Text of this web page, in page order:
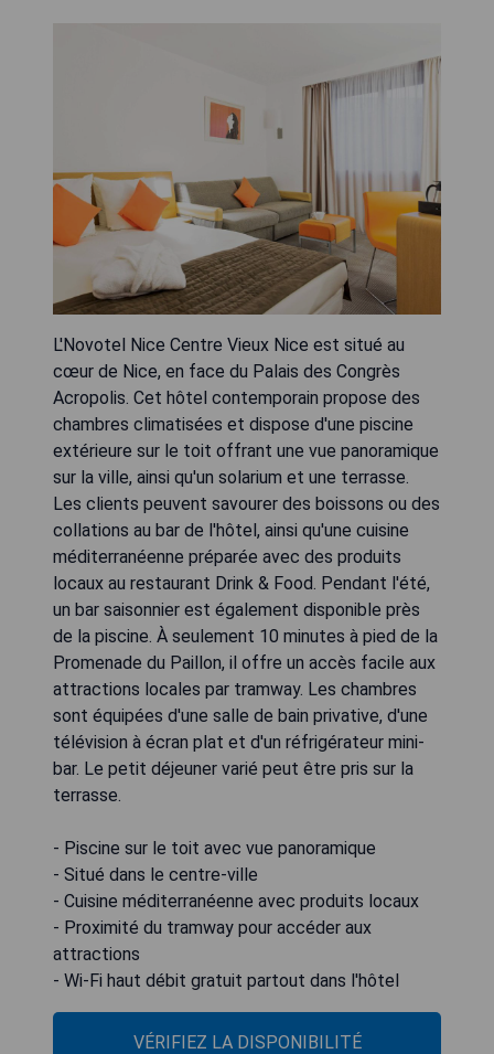
L'Novotel Nice Centre Vieux Nice est situé au
cœur de Nice, en face du Palais des Congrès
Acropolis. Cet hôtel contemporain propose des
chambres climatisées et dispose d'une piscine
extérieure sur le toit offrant une vue panoramique
sur la ville, ainsi qu'un solarium et une terrasse.
Les clients peuvent savourer des boissons ou des
collations au bar de l'hôtel, ainsi qu'une cuisine
méditerranéenne préparée avec des produits
locaux au restaurant Drink & Food. Pendant l'été,
un bar saisonnier est également disponible près
de la piscine. À seulement 10 minutes à pied de la
Promenade du Paillon, il offre un accès facile aux
attractions locales par tramway. Les chambres
sont équipées d'une salle de bain privative, d'une
télévision à écran plat et d'un réfrigérateur mini-
bar. Le petit déjeuner varié peut être pris sur la
terrasse.
- Piscine sur le toit avec vue panoramique
- Situé dans le centre-ville
- Cuisine méditerranéenne avec produits locaux
- Proximité du tramway pour accéder aux
attractions
- Wi-Fi haut débit gratuit partout dans l'hôtel
VÉRIFIEZ LA DISPONIBILITÉ